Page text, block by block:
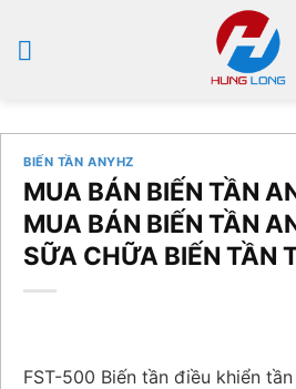
qua
nội
BIẾN TẦN ANYHZ
MUA BÁN BIẾN TẦN
MUA BÁN BIẾN TẦN
SỮA CHỮA BIẾN TẦN
FST-500 Biến tần điều khiển